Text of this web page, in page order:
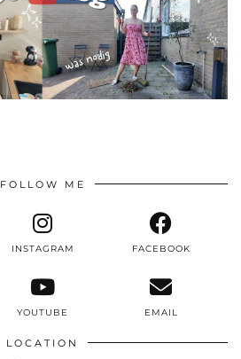
FOLLOW ME
INSTAGRAM FACEBOOK
YOUTUBE EMAIL
LOCATION